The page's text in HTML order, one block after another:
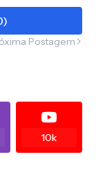
Postagem
10k